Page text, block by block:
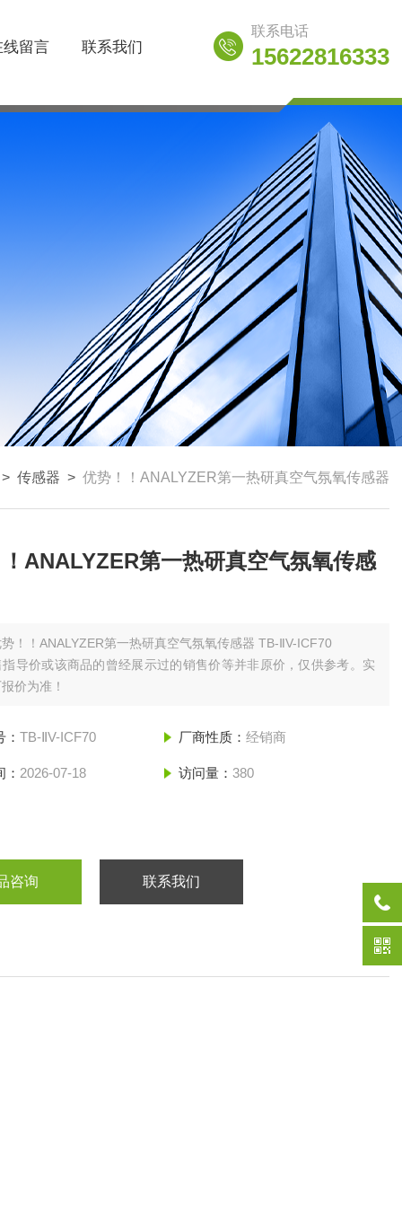
线留言 联系我们
联系电话
15622816333
传感器 > 优势！！ANALYZER第一热研真空气氛氧传感器
ANALYZER第一热研真空气氛氧传感
！！ANALYZER第一热研真空气氛氧传感器 TB-ⅡV-ICF70
导价或该商品的曾经展示过的销售价等并非原价，仅供参考。实
价为准！
：TB-ⅡV-ICF70 厂商性质： 经销商
2026-07-18 访问量： 380
咨询 联系我们